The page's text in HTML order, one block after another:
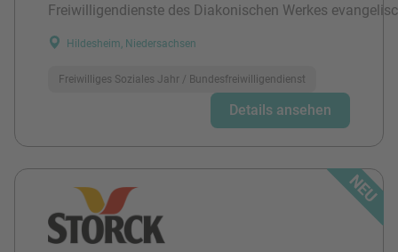
Freiwilligendienste des Diakonischen Werkes
Hildesheim, Niedersachsen
Freiwilliges Soziales Jahr / Bundesfreiwilligendienst
Details ansehen